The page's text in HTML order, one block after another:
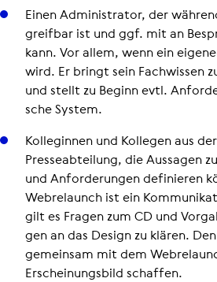
Einen Admi­nis­tra­tor, der
greifbar ist und ggf. mit an
kann. Vor allem, wenn ein
wird. Er bringt sein Fach­wis­sen
und stellt zu Beginn evtl.
sche System.
Kol­le­gin­nen und Kollegen aus
Pres­se­ab­tei­lung, die Aussagen
und Anfor­de­run­gen defi­nie­ren
Webre­launch ist ein
gilt es Fragen zum CD und
gen an das Design zu klären.
gemeinsam mit dem
Erschei­nungs­bild schaffen.